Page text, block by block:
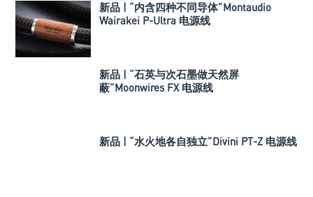
新品 | “内含四种不同导体”Montaudio
Wairakei P-Ultra 电源线
新品 | “石英与次石墨做天然屏
蔽”Moonwires FX 电源线
新品 | “水火地各自独立”Divini PT-Z 电源线